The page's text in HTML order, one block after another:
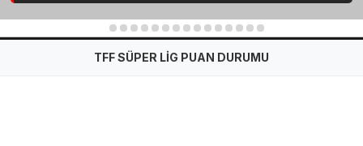
2 3 4 5 6 7 8 9 10 11 12 13 14 15
TFF SÜPER LİG PUAN DURUMU